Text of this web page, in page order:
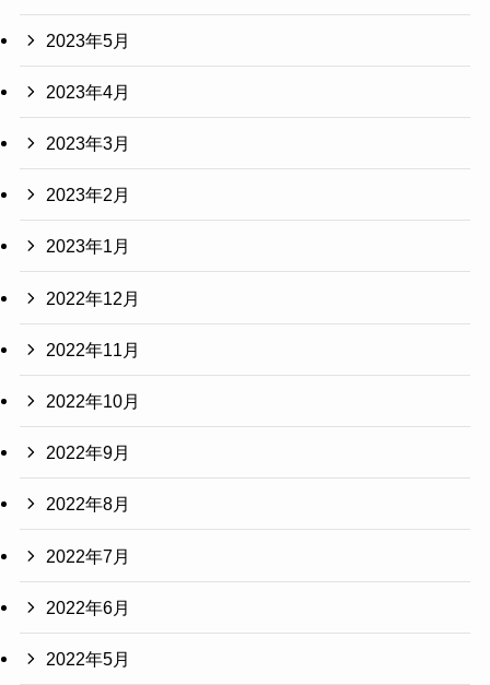
2023年5月
2023年4月
2023年3月
2023年2月
2023年1月
2022年12月
2022年11月
2022年10月
2022年9月
2022年8月
2022年7月
2022年6月
2022年5月